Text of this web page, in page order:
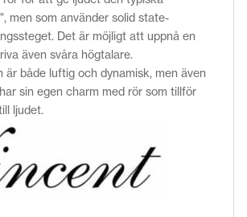
men som använder solid state-
Det är möjligt att uppnå en
även svåra högtalare.
är både luftig och dynamisk, men även
sin egen charm med rör som tillför
ljudet.